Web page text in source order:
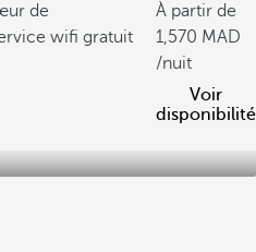
de
wifi gratuit
À partir de
1,570
/nuit
Voir
disponibilité